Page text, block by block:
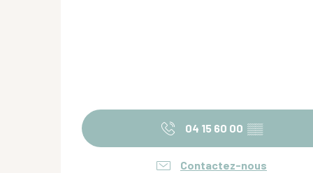
04 15 60 00 ▒▒
Contactez-nous